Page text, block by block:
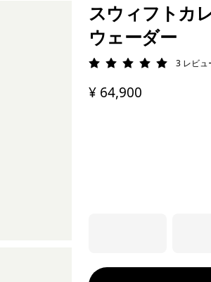
スウィフトカ
ウェーダー
評価: 5 / 5 3 レビュ
¥ 64,900